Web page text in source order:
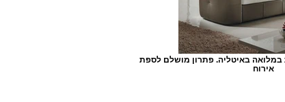
באיטליה. פתרון מושלם לספת
אירוח